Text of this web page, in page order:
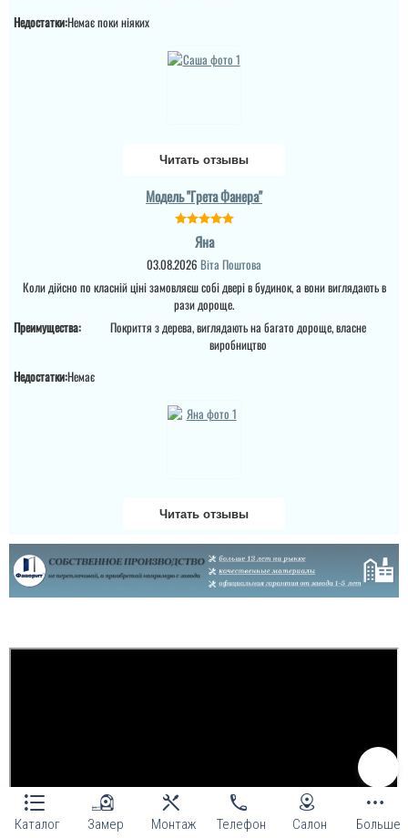
Каталог Замер Монтаж Телефон Салон Больше
Зима 2025-2026 рік - іней
на замках внутрі дома (
Даша
Велике дякую за двері
та за установку чим
скоріше, дуже гарно
Недостатки:Немає поки ніяких
Читать отзывы
Модель "Грета Фанера"
Яна
03.08.2026 Віта Поштова
Коли дійсно по класній ціні замовляєш собі двері в будинок, а вони виглядають в
рази дороще.
Преимущества:
Покриття з дерева, виглядають на багато дороще, власне
виробництво
Недостатки:Немає
Читать отзывы